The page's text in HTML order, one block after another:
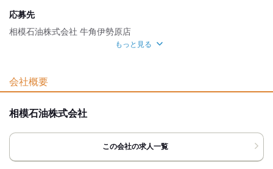
研修制度
自分らしい恰好
履歴書不要
応募先
相模石油株式会社 牛角伊勢原店
[最寄駅]
神奈川県 伊勢原市⁄伊勢原駅 (徒歩 5分)
[住所]
アクセス詳細を見る
もっと見る
会社概要
相模石油株式会社
この会社の求人一覧